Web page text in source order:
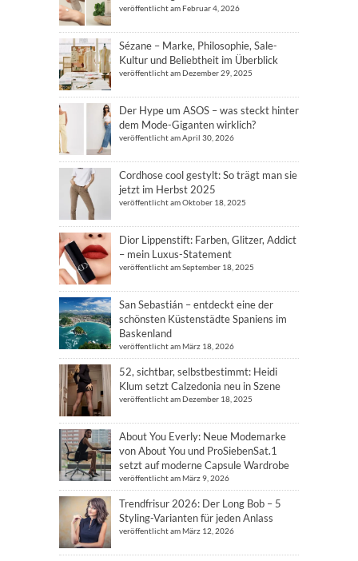
veröffentlicht am Februar 4, 2026
Sézane – Marke, Philosophie, Sale-
Kultur und Beliebtheit im Überblick
veröffentlicht am Dezember 29, 2025
Der Hype um ASOS – was steckt hinter
dem Mode-Giganten wirklich?
veröffentlicht am April 30, 2026
Cordhose cool gestylt: So trägt man sie
jetzt im Herbst 2025
veröffentlicht am Oktober 18, 2025
Dior Lippenstift: Farben, Glitzer, Addict
– mein Luxus-Statement
veröffentlicht am September 18, 2025
San Sebastián – entdeckt eine der
schönsten Küstenstädte Spaniens im
Baskenland
veröffentlicht am März 18, 2026
52, sichtbar, selbstbestimmt: Heidi
Klum setzt Calzedonia neu in Szene
veröffentlicht am Dezember 18, 2025
About You Everly: Neue Modemarke
von About You und ProSiebenSat.1
setzt auf moderne Capsule Wardrobe
veröffentlicht am März 9, 2026
Trendfrisur 2026: Der Long Bob – 5
Styling-Varianten für jeden Anlass
veröffentlicht am März 12, 2026